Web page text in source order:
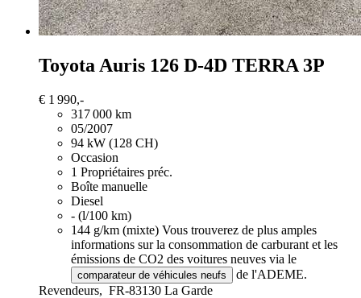
Toyota Auris 126 D-4D TERRA 3P
€ 1 990,-
317 000 km
05/2007
94 kW (128 CH)
Occasion
1 Propriétaires préc.
Boîte manuelle
Diesel
- (l/100 km)
144 g/km (mixte) Vous trouverez de plus amples
informations sur la consommation de carburant et les
émissions de CO2 des voitures neuves via le
comparateur de véhicules neufs
de l'ADEME.
Revendeurs, FR-83130 La Garde